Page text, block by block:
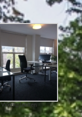
Werkplekken